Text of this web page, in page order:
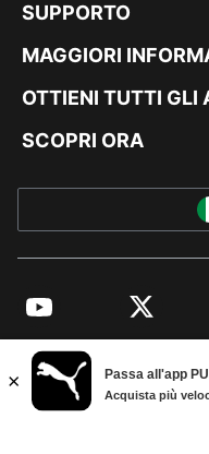
SUPPORTO
MAGGIORI
OTTIENI TUTTI GLI
SCOPRI ORA
YouTube Twitter
© PUMA